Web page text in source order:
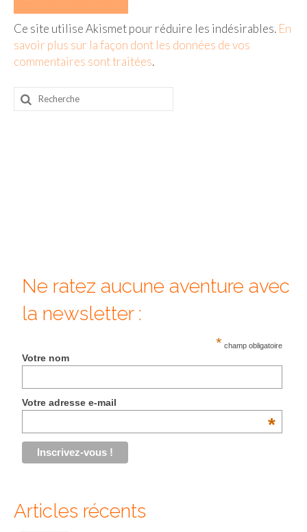
Ce site utilise Akismet pour réduire les indésirables. En
savoir plus sur la façon dont les données de vos
commentaires sont traitées.
Rechercher
:
Ne ratez aucune aventure avec
la newsletter :
* champ obligatoire
Votre nom
Votre adresse e-mail
*
Articles récents